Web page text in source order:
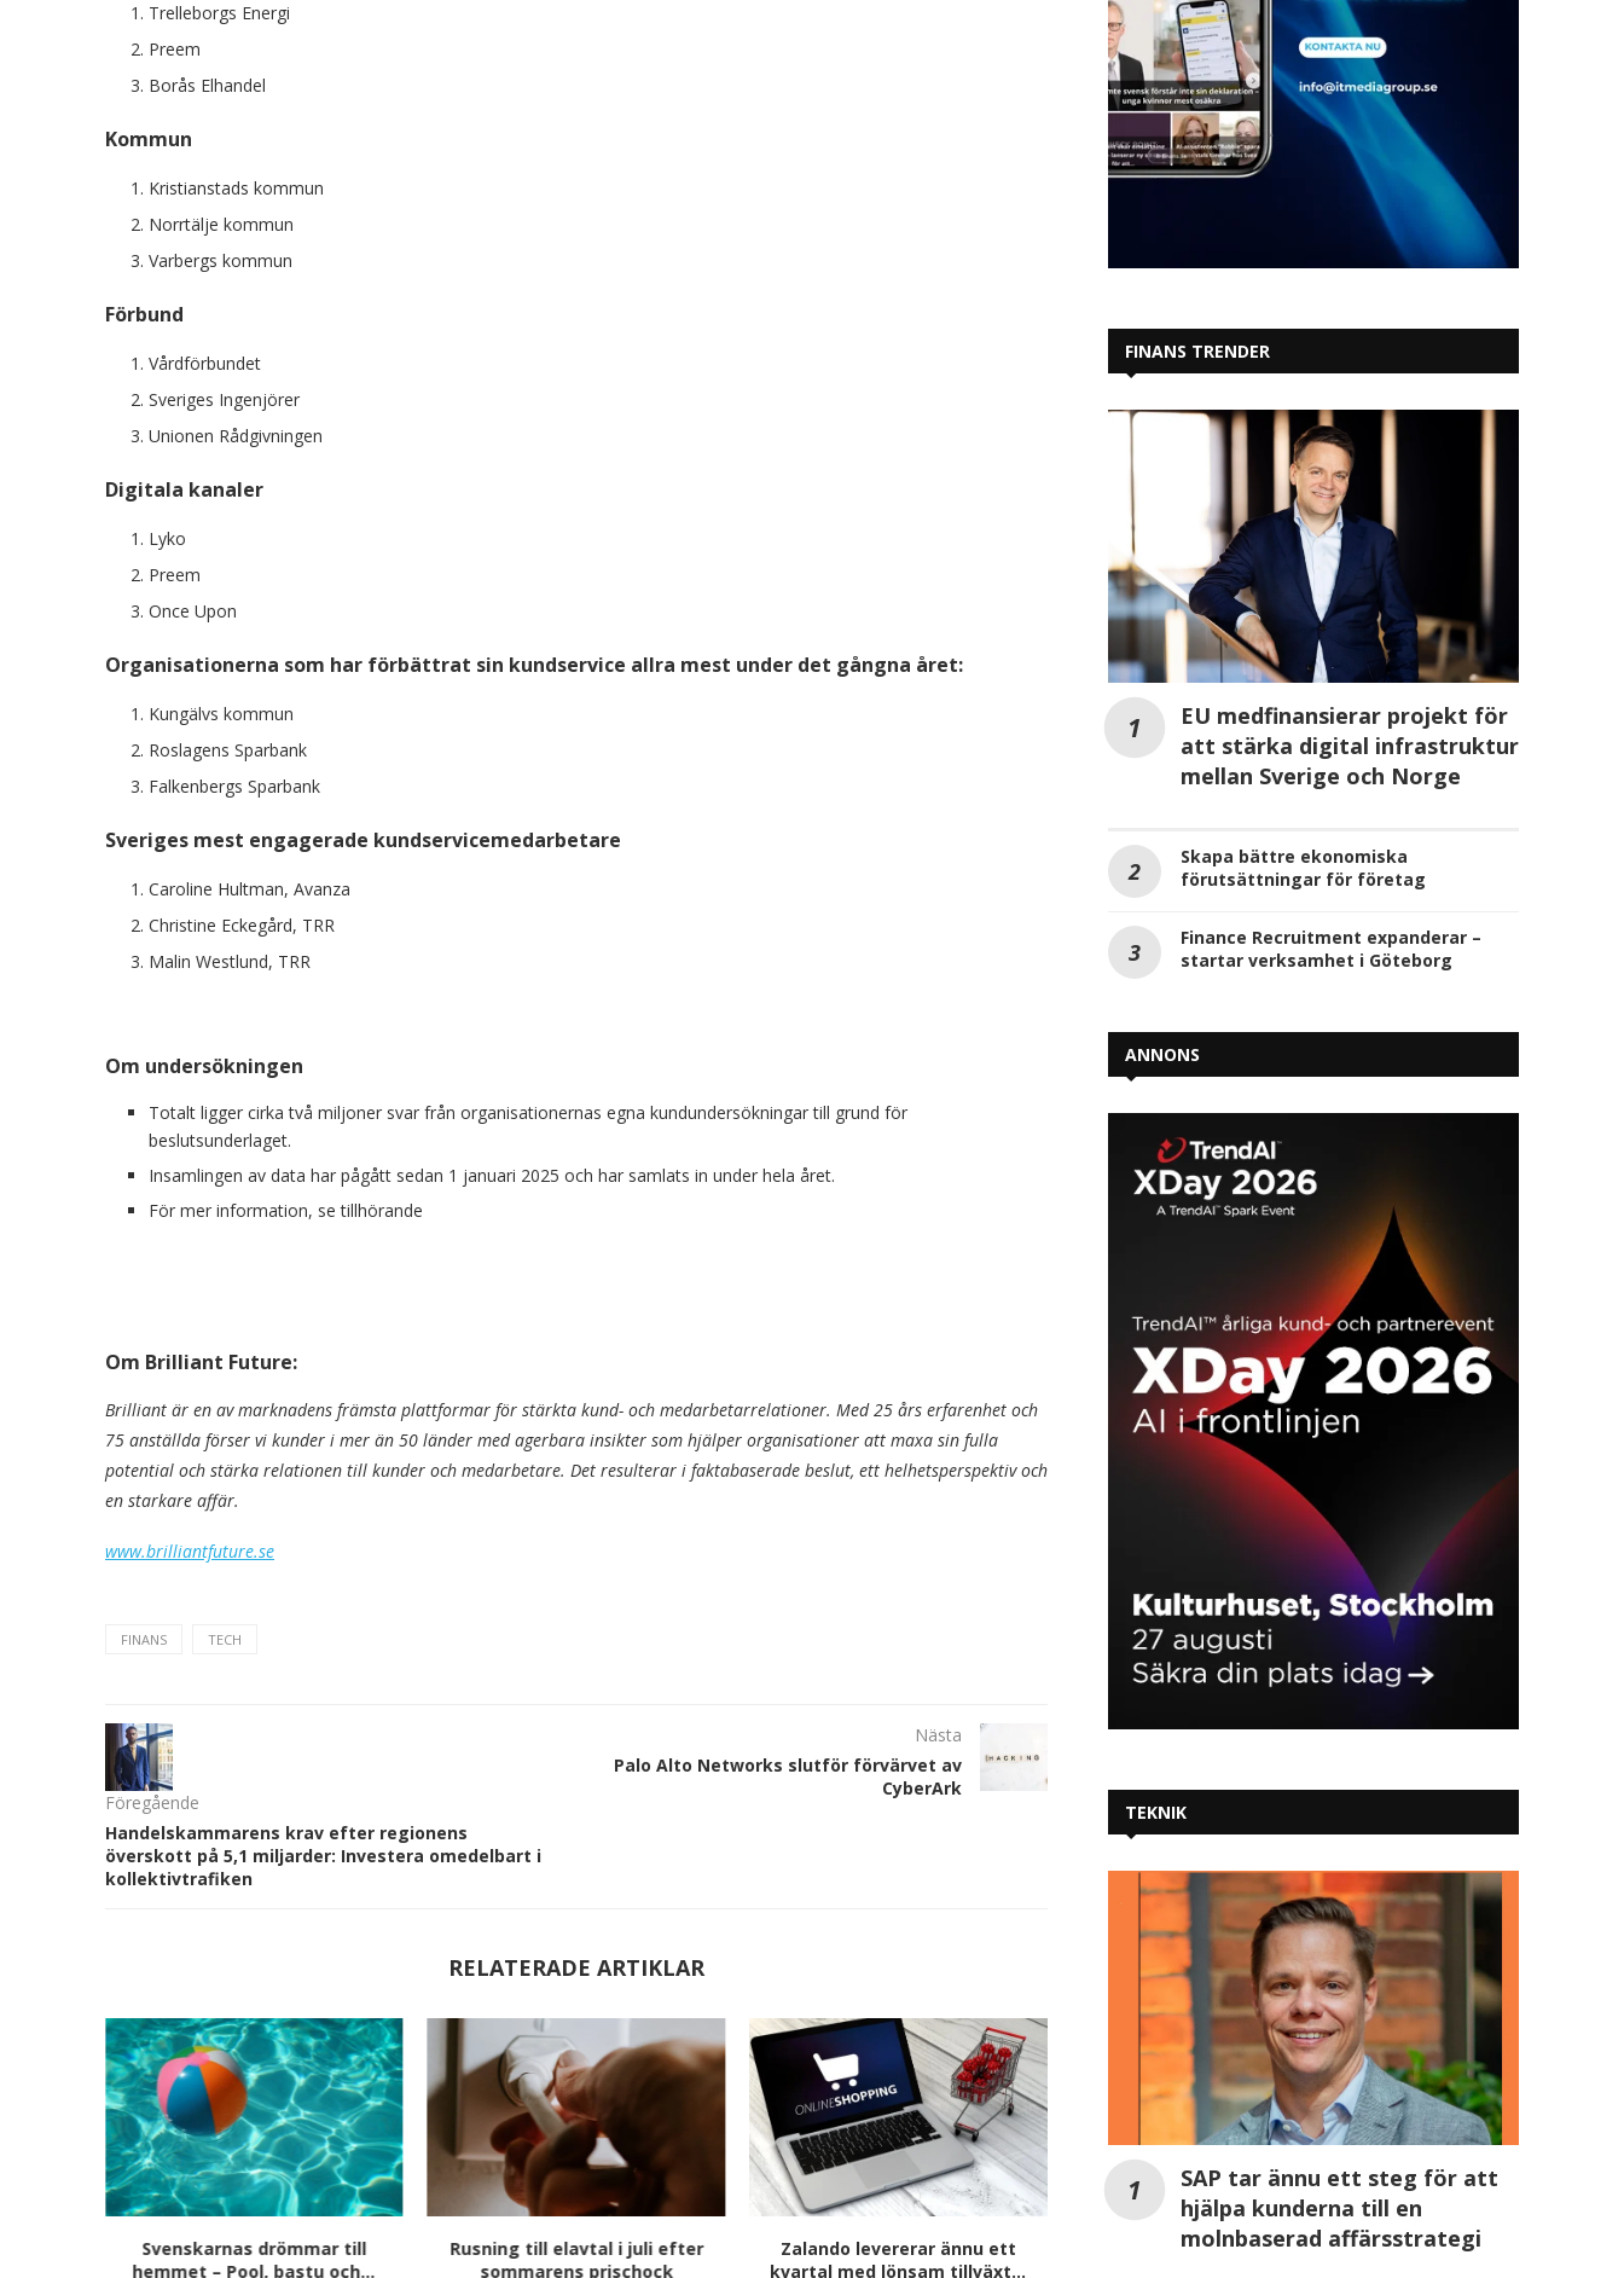
Trelleborgs Energi
Preem
Borås Elhandel
Kommun
Kristianstads kommun
Norrtälje kommun
Varbergs kommun
Förbund
Vårdförbundet
Sveriges Ingenjörer
Unionen Rådgivningen
Digitala kanaler
Lyko
Preem
Once Upon
Organisationerna som har förbättrat sin kundservice allra mest under det gångna året:
Kungälvs kommun
Roslagens Sparbank
Falkenbergs Sparbank
Sveriges mest engagerade kundservicemedarbetare
Caroline Hultman, Avanza
Christine Eckegård, TRR
Malin Westlund, TRR
Om undersökningen
Totalt ligger cirka två miljoner svar från organisationernas egna kundundersökningar till grund för
beslutsunderlaget.
Insamlingen av data har pågått sedan 1 januari 2025 och har samlats in under hela året.
För mer information, se tillhörande
Om Brilliant Future:
Brilliant är en av marknadens främsta plattformar för stärkta kund- och medarbetarrelationer. Med 25 års erfarenhet och
75 anställda förser vi kunder i mer än 50 länder med agerbara insikter som hjälper organisationer att maxa sin fulla
potential och stärka relationen till kunder och medarbetare. Det resulterar i faktabaserade beslut, ett helhetsperspektiv och
en starkare affär.
www.brilliantfuture.se
FINANS TECH
Föregående
Handelskammarens krav efter regionens
överskott på 5,1 miljarder: Investera omedelbart i
kollektivtrafiken
Nästa
Palo Alto Networks slutför förvärvet av
CyberArk
RELATERADE ARTIKLAR
Svenskarnas drömmar till
hemmet – Pool, bastu och...
Rusning till elavtal i juli efter
sommarens prischock
Zalando levererar ännu ett
kvartal med lönsam tillväxt...
Tror vi att förändringen gäller
Sambla Group
FINANS TRENDER
EU medfinansierar projekt för
att stärka digital infrastruktur
mellan Sverige och Norge
Skapa bättre ekonomiska
förutsättningar för företag
Finance Recruitment expanderar –
startar verksamhet i Göteborg
ANNONS
TEKNIK
SAP tar ännu ett steg för att
hjälpa kunderna till en
molnbaserad affärsstrategi